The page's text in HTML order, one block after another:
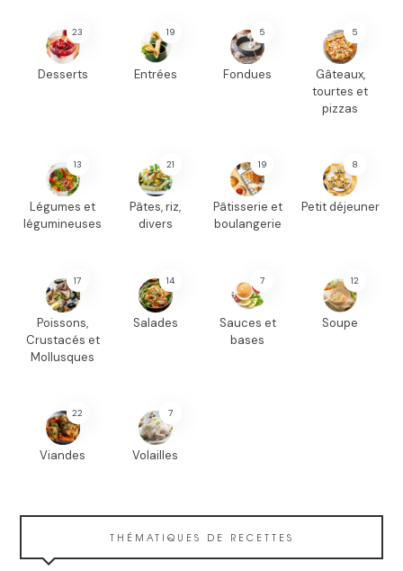
23
Desserts
19
Entrées
5
Fondues
5
Gâteaux,
tourtes et
pizzas
13
Légumes et
légumineuses
21
Pâtes, riz,
divers
19
Pâtisserie et
boulangerie
8
Petit déjeuner
17
Poissons,
Crustacés et
Mollusques
14
Salades
7
Sauces et
bases
12
Soupe
22
Viandes
7
Volailles
THÉMATIQUES DE RECETTES